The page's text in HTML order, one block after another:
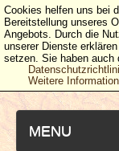
MENU
Cookies helfen uns bei
Bereitstellung unseres
Angebots. Durch die
unserer Dienste
setzen. Sie haben auch
Weitere